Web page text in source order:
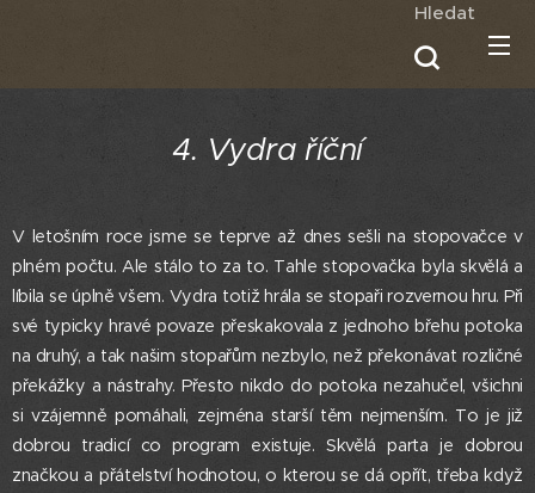
Hledat
4. Vydra říční
V letošním roce jsme se teprve až dnes sešli na stopovačce v
plném počtu. Ale stálo to za to. Tahle stopovačka byla skvělá a
líbila se úplně všem. Vydra totiž hrála se stopaři rozvernou hru. Při
své typicky hravé povaze přeskakovala z jednoho břehu potoka
na druhý, a tak našim stopařům nezbylo, než překonávat rozličné
překážky a nástrahy. Přesto nikdo do potoka nezahučel, všichni
si vzájemně pomáhali, zejména starší těm nejmenším. To je již
dobrou tradicí co program existuje. Skvělá parta je dobrou
značkou a přátelství hodnotou, o kterou se dá opřít, třeba když